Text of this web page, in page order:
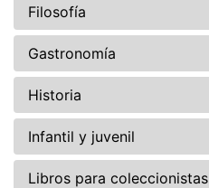
Filosofía
Gastronomía
Historia
Infantil y juvenil
Libros para coleccionistas